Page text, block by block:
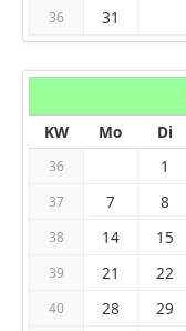
36 31
KW
Mo Di
36 1
37 7 8
38 14 15
39 21 22
40 28 29